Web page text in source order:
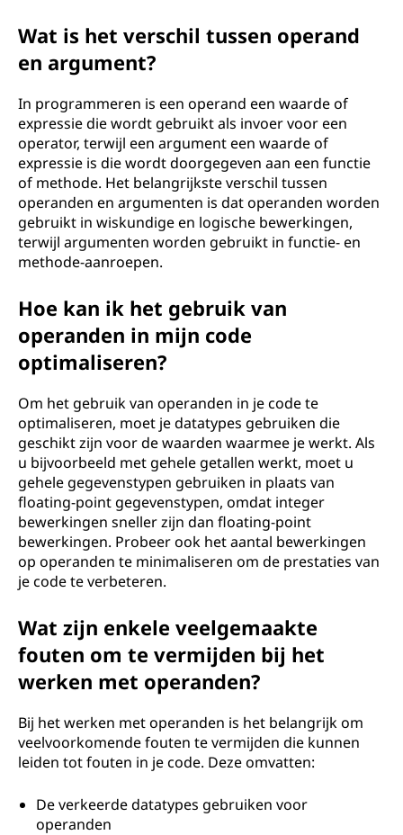
Wat is het verschil tussen operand
en argument?
In programmeren is een operand een waarde of
expressie die wordt gebruikt als invoer voor een
operator, terwijl een argument een waarde of
expressie is die wordt doorgegeven aan een functie
of methode. Het belangrijkste verschil tussen
operanden en argumenten is dat operanden worden
gebruikt in wiskundige en logische bewerkingen,
terwijl argumenten worden gebruikt in functie- en
methode-aanroepen.
Hoe kan ik het gebruik van
operanden in mijn code
optimaliseren?
Om het gebruik van operanden in je code te
optimaliseren, moet je datatypes gebruiken die
geschikt zijn voor de waarden waarmee je werkt. Als
u bijvoorbeeld met gehele getallen werkt, moet u
gehele gegevenstypen gebruiken in plaats van
floating-point gegevenstypen, omdat integer
bewerkingen sneller zijn dan floating-point
bewerkingen. Probeer ook het aantal bewerkingen
op operanden te minimaliseren om de prestaties van
je code te verbeteren.
Wat zijn enkele veelgemaakte
fouten om te vermijden bij het
werken met operanden?
Bij het werken met operanden is het belangrijk om
veelvoorkomende fouten te vermijden die kunnen
leiden tot fouten in je code. Deze omvatten:
De verkeerde datatypes gebruiken voor
operanden